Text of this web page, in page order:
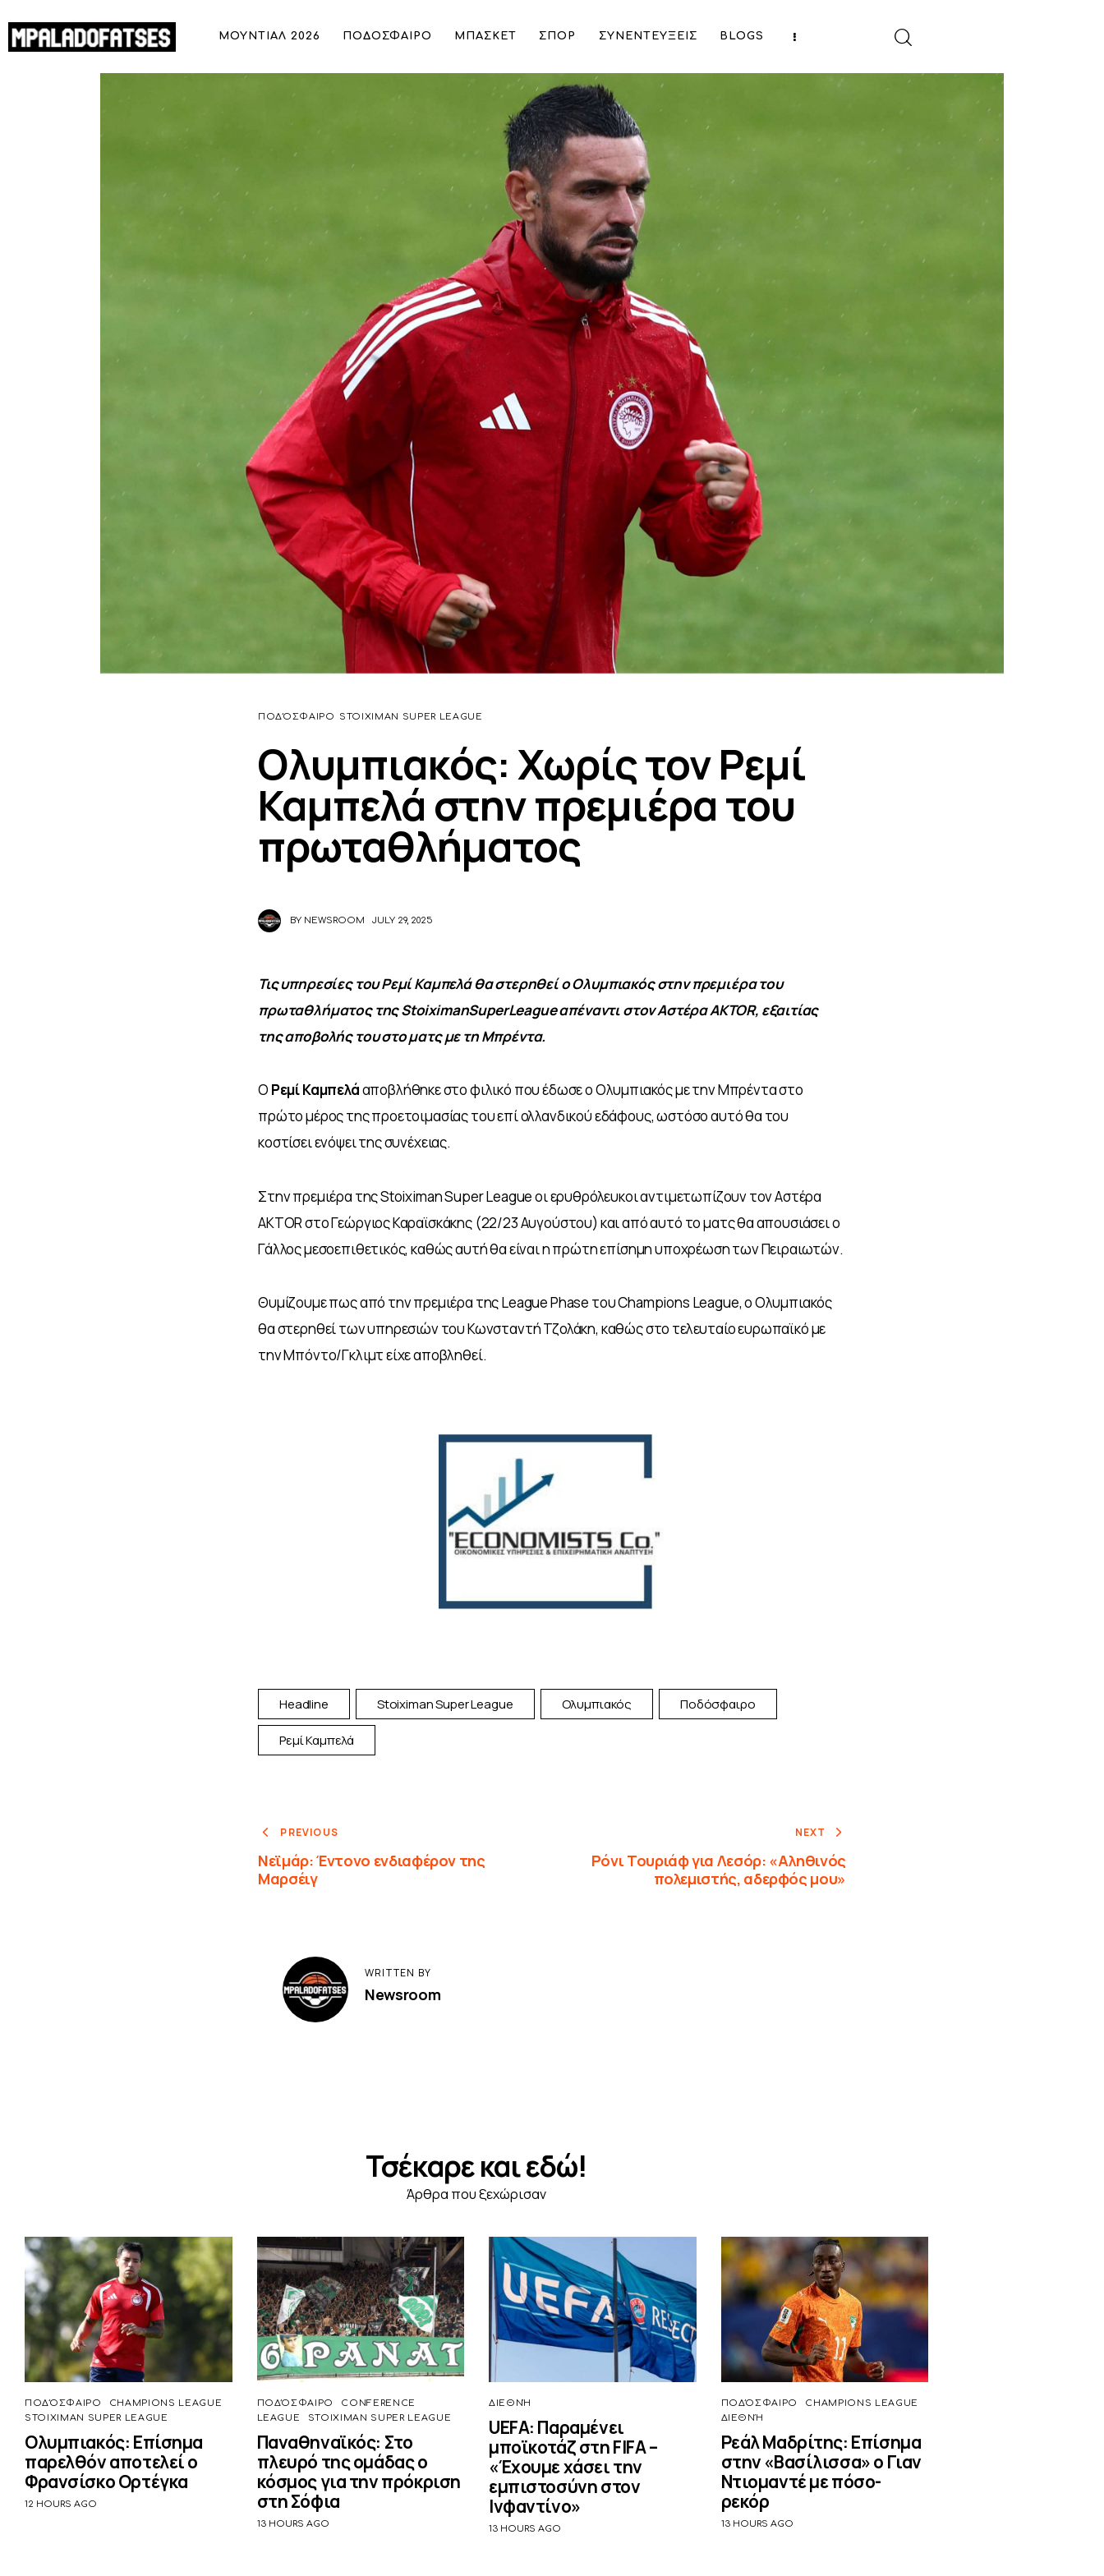
ΜΟΥΝΤΙΑΛ 2026 ΠΟΔΟΣΦΑΙΡΟ ΜΠΑΣΚΕΤ ΣΠΟΡ ΣΥΝΕΝΤΕΥΞΕΙΣ BLOGS
Ολυμπιακός: Χωρίς τον Ρεμί Καμπελά στην πρεμιέρα του πρωταθλήματος
ΜΟΥΝΤΙΑΛ 2026
ΠΟΔΌΣΦΑΙΡΟ STOIXIMAN SUPER LEAGUE
Ολυμπιακός: Χωρίς τον Ρεμί
Καμπελά στην πρεμιέρα του
πρωταθλήματος
BY NEWSROOM JULY 29, 2025
Τις υπηρεσίες του Ρεμί Καμπελά θα στερηθεί ο Ολυμπιακός στην πρεμιέρα του
πρωταθλήματος της StoiximanSuperLeague απέναντι στον Αστέρα AKTOR, εξαιτίας
της αποβολής του στο ματς με τη Μπρέντα.
Ο Ρεμί Καμπελά αποβλήθηκε στο φιλικό που έδωσε ο Ολυμπιακός με την Μπρέντα στο
πρώτο μέρος της προετοιμασίας του επί ολλανδικού εδάφους, ωστόσο αυτό θα του
κοστίσει ενόψει της συνέχειας.
Στην πρεμιέρα της Stoiximan Super League οι ερυθρόλευκοι αντιμετωπίζουν τον Αστέρα
AKTOR στο Γεώργιος Καραϊσκάκης (22/23 Αυγούστου) και από αυτό το ματς θα απουσιάσει ο
Γάλλος μεσοεπιθετικός, καθώς αυτή θα είναι η πρώτη επίσημη υποχρέωση των Πειραιωτών.
Θυμίζουμε πως από την πρεμιέρα της League Phase του Champions League, ο Ολυμπιακός
θα στερηθεί των υπηρεσιών του Κωνσταντή Τζολάκη, καθώς στο τελευταίο ευρωπαϊκό με
την Μπόντο/Γκλιμτ είχε αποβληθεί.
Headline Stoiximan Super League Ολυμπιακός Ποδόσφαιρο
Ρεμί Καμπελά
PREVIOUS
Νεϊμάρ: Έντονο ενδιαφέρον της
Μαρσέιγ
NEXT
Ρόνι Τουριάφ για Λεσόρ: «Αληθινός
πολεμιστής, αδερφός μου»
WRITTEN BY
Newsroom
Τσέκαρε και εδώ!
Άρθρα που ξεχώρισαν
ΠΟΔΌΣΦΑΙΡΟ
CHAMPIONS LEAGUE
STOIXIMAN SUPER LEAGUE
Ολυμπιακός: Επίσημα
παρελθόν αποτελεί ο
Φρανσίσκο Ορτέγκα
12 HOURS AGO
ΠΟΔΌΣΦΑΙΡΟ
CONFERENCE
LEAGUE
STOIXIMAN SUPER LEAGUE
Παναθηναϊκός: Στο
πλευρό της ομάδας ο
κόσμος για την πρόκριση
στη Σόφια
13 HOURS AGO
ΔΙΕΘΝΉ
UEFA: Παραμένει
μποϊκοτάζ στη FIFA –
«Έχουμε χάσει την
εμπιστοσύνη στον
Ινφαντίνο»
13 HOURS AGO
ΠΟΔΌΣΦΑΙΡΟ
CHAMPIONS LEAGUE
ΔΙΕΘΝΉ
Ρεάλ Μαδρίτης: Επίσημα
στην «Βασίλισσα» ο Γιαν
Ντιομαντέ με πόσο-
ρεκόρ
13 HOURS AGO